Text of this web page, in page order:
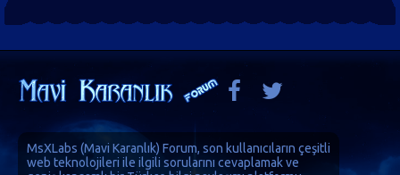
MsXLabs (Mavi Karanlık) Forum, son kullanıcıların çeşitli
web teknolojileri ile ilgili sorularını cevaplamak ve